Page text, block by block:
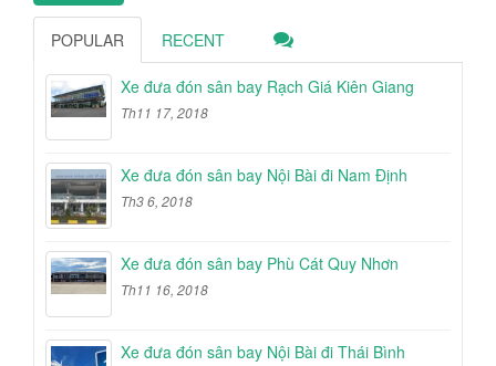
POPULAR RECENT
Xe đưa đón sân bay Rạch Giá Kiên Giang
Th11 17, 2018
Xe đưa đón sân bay Nội Bài đi Nam Định
Th3 6, 2018
Xe đưa đón sân bay Phù Cát Quy Nhơn
Th11 16, 2018
Xe đưa đón sân bay Nội Bài đi Thái Bình